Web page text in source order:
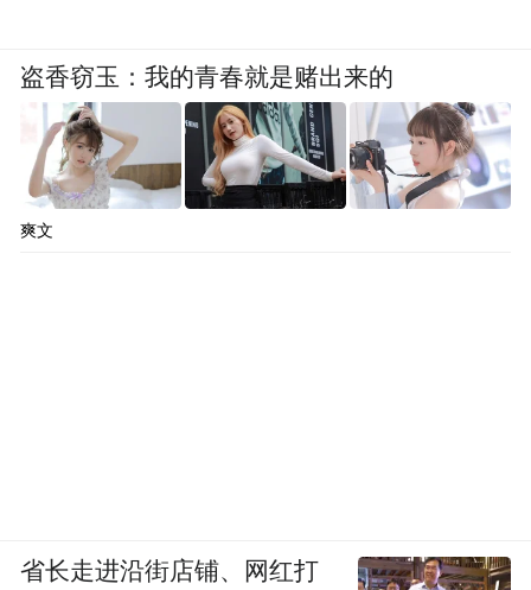
盗香窃玉：我的青春就是赌出来的
爽文
省长走进沿街店铺、网红打